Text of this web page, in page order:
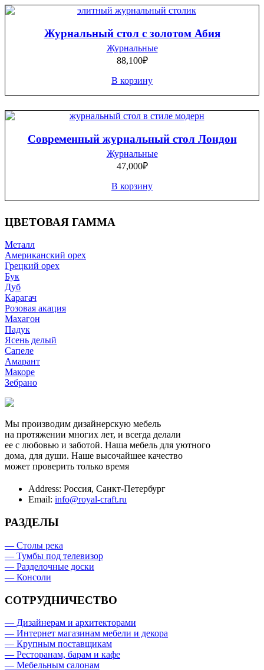
Журнальный стол с золотом Абия
Журнальные
88,100₽
В корзину
Современный журнальный стол Лондон
Журнальные
47,000₽
В корзину
ЦВЕТОВАЯ ГАММА
Металл
Американский орех
Грецкий орех
Бук
Дуб
Карагач
Розовая акация
Махагон
Падук
Ясень делый
Сапеле
Амарант
Макоре
Зебрано
Мы производим дизайнерскую мебель
на протяжении многих лет, и всегда делали
ее с любовью и заботой. Наша мебель для уютного
дома, для души. Наше высочайшее качество
может проверить только время
Address: Россия, Санкт-Петербург
Email: info@royal-craft.ru
РАЗДЕЛЫ
— Столы река
— Тумбы под телевизор
— Разделочные доски
— Консоли
СОТРУДНИЧЕСТВО
— Дизайнерам и архитекторами
— Интернет магазинам мебели и декора
— Крупным поставщикам
— Ресторанам, барам и кафе
— Мебельным салонам